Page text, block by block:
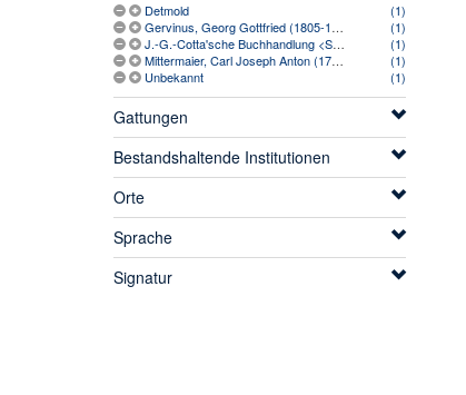
Detmold
(1)
Gervinus, Georg Gottfried (1805-1871)
(1)
J.-G.-Cotta'sche Buchhandlung <Stuttgart> (1810-1889)
(1)
Mittermaier, Carl Joseph Anton (1787-1867)
(1)
Unbekannt
(1)
Gattungen
Bestandshaltende Institutionen
Orte
Sprache
Signatur